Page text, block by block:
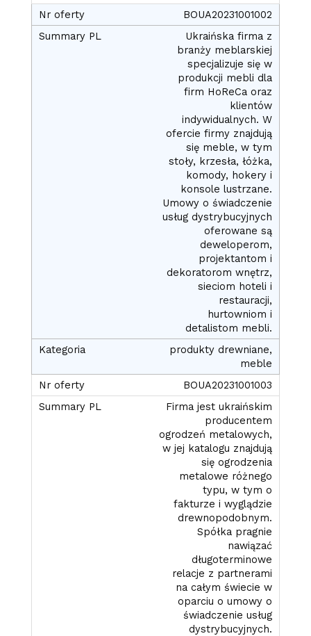
BOUA20231001002
Ukraińska firma z
branży meblarskiej
specjalizuje się w
produkcji mebli dla
firm HoReCa oraz
klientów
indywidualnych. W
ofercie firmy znajdują
się meble, w tym
stoły, krzesła, łóżka,
komody, hokery i
konsole lustrzane.
Umowy o świadczenie
usług dystrybucyjnych
oferowane są
deweloperom,
projektantom i
dekoratorom wnętrz,
sieciom hoteli i
restauracji,
hurtowniom i
detalistom mebli.
produkty drewniane,
meble
BOUA20231001003
Firma jest ukraińskim
producentem
ogrodzeń metalowych,
w jej katalogu znajdują
się ogrodzenia
metalowe różnego
typu, w tym o
fakturze i wyglądzie
drewnopodobnym.
Spółka pragnie
nawiązać
długoterminowe
relacje z partnerami
na całym świecie w
oparciu o umowy o
świadczenie usług
dystrybucyjnych.